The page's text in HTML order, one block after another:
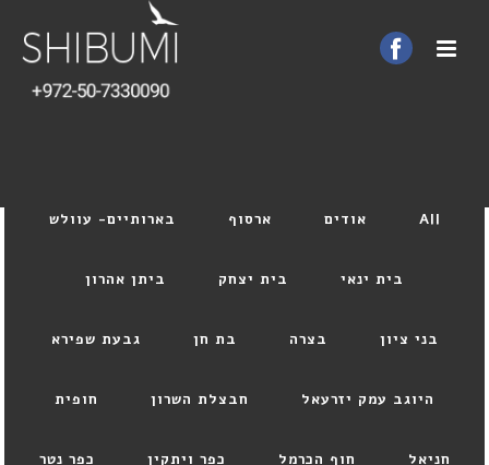
All אודים ארסוף בארותיים- עוולש
בית ינאי בית יצחק ביתן אהרון
בני ציון בצרה בת חן גבעת שפירא
היוגב עמק יזרעאל חבצלת השרון חופית
חניאל חוף הכרמל כפר ויתקין כפר נטר